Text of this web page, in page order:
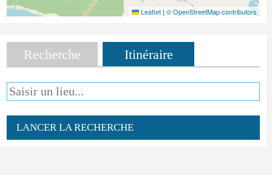
Leaflet | © OpenStreetMap contributors
Recherche Itinéraire
LANCER LA RECHERCHE